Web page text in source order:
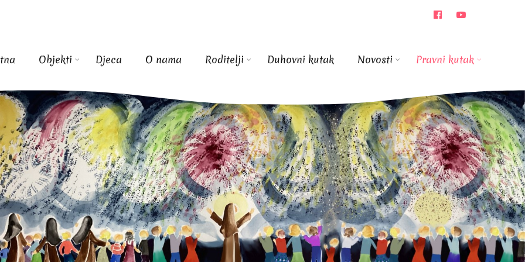
Objekti Djeca O nama Roditelji Duhovni kutak Novosti Pravni kutak